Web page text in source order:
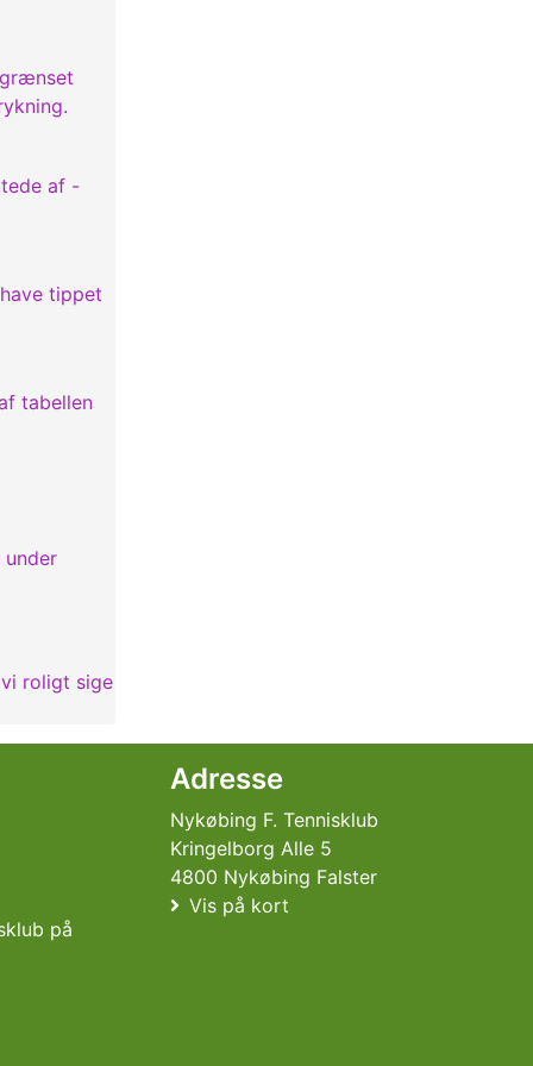
af -
tippet
tabellen
roligt sige
Adresse
Nykøbing F. Tennisklub
Kringelborg Alle 5
4800 Nykøbing Falster
Vis på kort